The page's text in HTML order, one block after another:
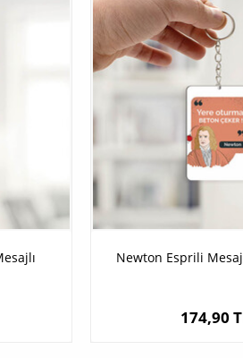
Newton Esprili
174,90